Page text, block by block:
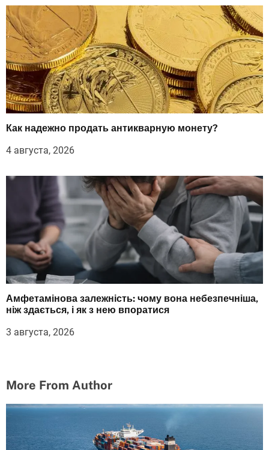
Как надежно продать антикварную монету?
4 августа, 2026
Амфетамінова залежність: чому вона небезпечніша,
ніж здається, і як з нею впоратися
3 августа, 2026
More From Author